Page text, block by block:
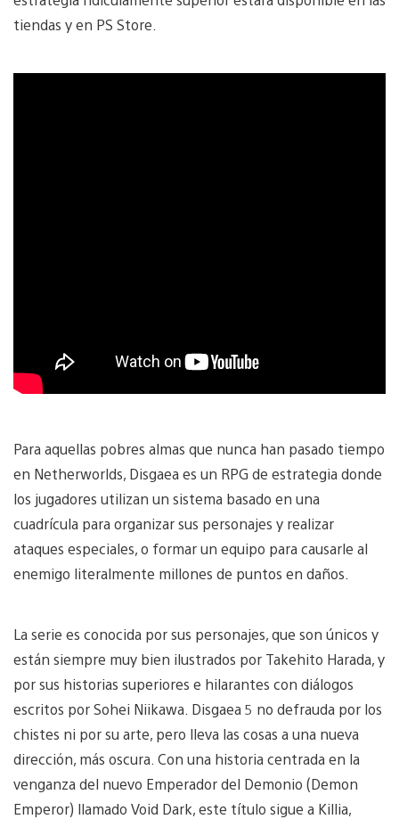
tiendas y en PS Store.
Para aquellas pobres almas que nunca han pasado tiempo
en Netherworlds, Disgaea es un RPG de estrategia donde
los jugadores utilizan un sistema basado en una
cuadrícula para organizar sus personajes y realizar
ataques especiales, o formar un equipo para causarle al
enemigo literalmente millones de puntos en daños.
La serie es conocida por sus personajes, que son únicos y
están siempre muy bien ilustrados por Takehito Harada, y
por sus historias superiores e hilarantes con diálogos
escritos por Sohei Niikawa. Disgaea 5 no defrauda por los
chistes ni por su arte, pero lleva las cosas a una nueva
dirección, más oscura. Con una historia centrada en la
venganza del nuevo Emperador del Demonio (Demon
Emperor) llamado Void Dark, este título sigue a Killia,